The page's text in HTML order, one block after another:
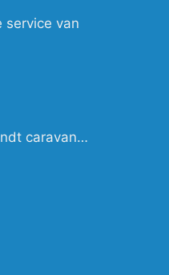
service van
caravan…